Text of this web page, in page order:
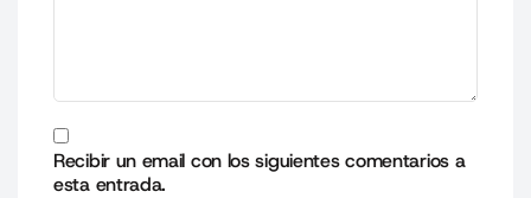
Recibir un email con los siguientes comentarios a
esta entrada.